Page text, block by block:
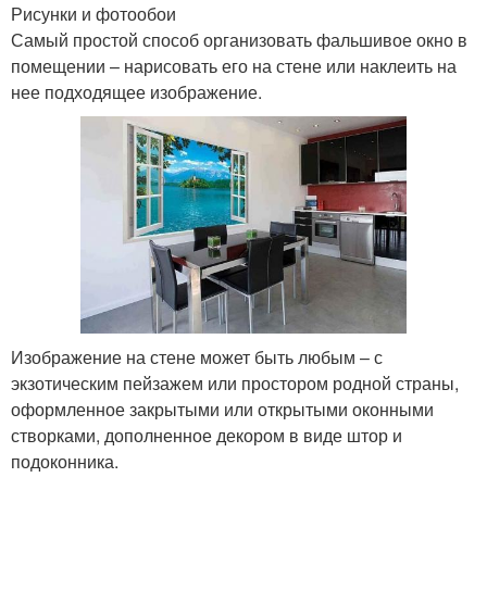
Рисунки и фотообои
Самый простой способ организовать фальшивое окно в
помещении – нарисовать его на стене или наклеить на
нее подходящее изображение.
Изображение на стене может быть любым – с
экзотическим пейзажем или простором родной страны,
оформленное закрытыми или открытыми оконными
створками, дополненное декором в виде штор и
подоконника.